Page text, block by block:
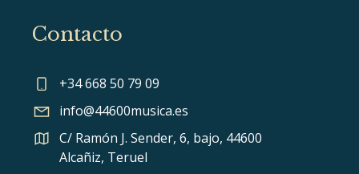
Contacto
+34 668 50 79 09
info@44600musica.es
C/ Ramón J. Sender, 6, bajo, 44600
Alcañiz, Teruel